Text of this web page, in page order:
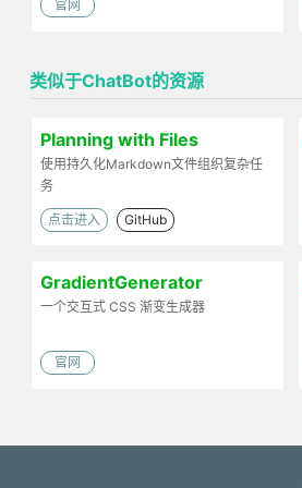
官网
类似于ChatBot的资源
Planning with Files
使用持久化Markdown文件组织复杂任
务
点击进入 GitHub
GradientGenerator
一个交互式 CSS 渐变生成器
官网